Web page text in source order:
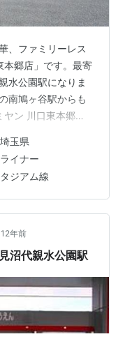
、ファミリーレス
本郷店」です。最寄
水公園駅になりま
南鳩ヶ谷駅からも
ヤン 川口東本郷
の仕事の際は「安
が、次第に飽きて
ろでした。
埼玉県
イナー
ジアム線
12年前
沼代親水公園駅